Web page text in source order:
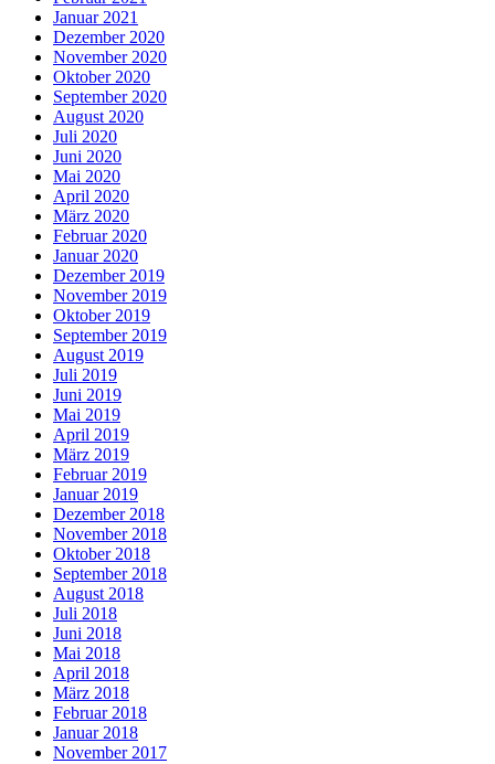
Januar 2021
Dezember 2020
November 2020
Oktober 2020
September 2020
August 2020
Juli 2020
Juni 2020
Mai 2020
April 2020
März 2020
Februar 2020
Januar 2020
Dezember 2019
November 2019
Oktober 2019
September 2019
August 2019
Juli 2019
Juni 2019
Mai 2019
April 2019
März 2019
Februar 2019
Januar 2019
Dezember 2018
November 2018
Oktober 2018
September 2018
August 2018
Juli 2018
Juni 2018
Mai 2018
April 2018
März 2018
Februar 2018
Januar 2018
November 2017